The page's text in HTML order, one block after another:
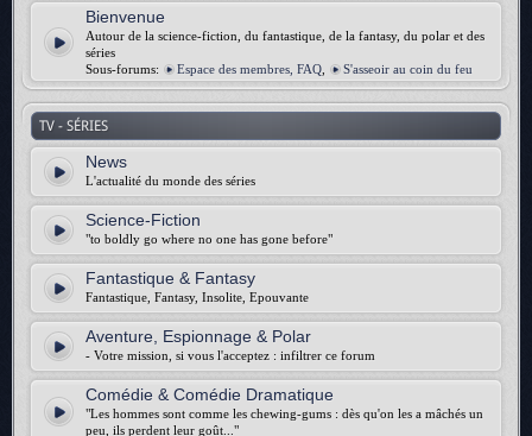
Bienvenue
Autour de la science-fiction, du fantastique, de la fantasy, du polar et des
séries
Sous-forums:
Espace des membres, FAQ S'asseoir au coin du feu
TV - SÉRIES
News
L'actualité du monde des séries
Science-Fiction
"to boldly go where no one has gone before"
Fantastique & Fantasy
Fantastique, Fantasy, Insolite, Epouvante
Aventure, Espionnage & Polar
- Votre mission, si vous l'acceptez : infiltrer ce forum
Comédie & Comédie Dramatique
"Les hommes sont comme les chewing-gums : dès qu'on les a mâchés un
peu, ils perdent leur goût..."